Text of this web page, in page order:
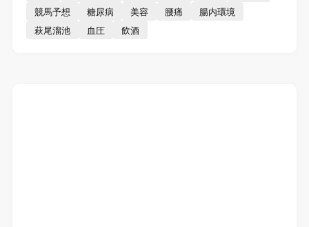
競馬予想
糖尿病 美容 腰痛
腸内環境
萩尾溜池
血圧 飲酒